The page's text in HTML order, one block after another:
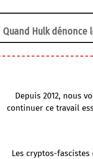
Quand Hulk dénonce
Depuis 2012, nous
continuer ce travail
Les cryptos-